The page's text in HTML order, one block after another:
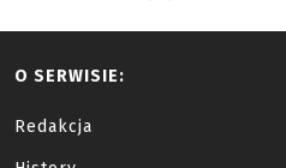
O SERWISIE:
Redakcja